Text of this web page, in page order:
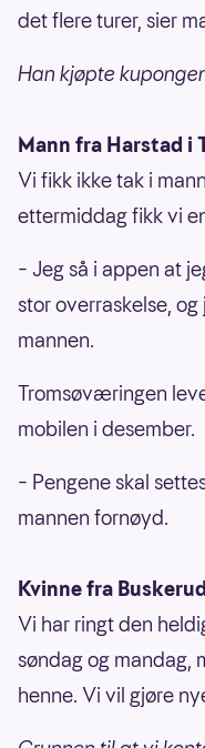
det flere turer, sier
Han kjøpte
Mann fra Harstad i
Vi fikk ikke tak i
ettermiddag fikk vi
– Jeg så i appen at
stor overraskelse,
mannen.
Tromsøværingen
mobilen i desember.
– Pengene skal
mannen fornøyd.
Kvinne fra Buskerud
Vi har ringt den
søndag og mandag,
henne. Vi vil gjøre